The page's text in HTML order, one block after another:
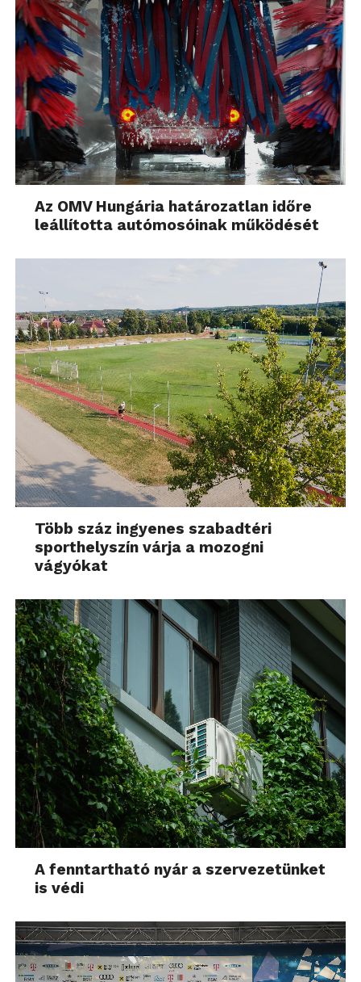
Az OMV Hungária határozatlan időre
leállította autómosóinak működését
Több száz ingyenes szabadtéri
sporthelyszín várja a mozogni
vágyókat
A fenntartható nyár a szervezetünket
is védi